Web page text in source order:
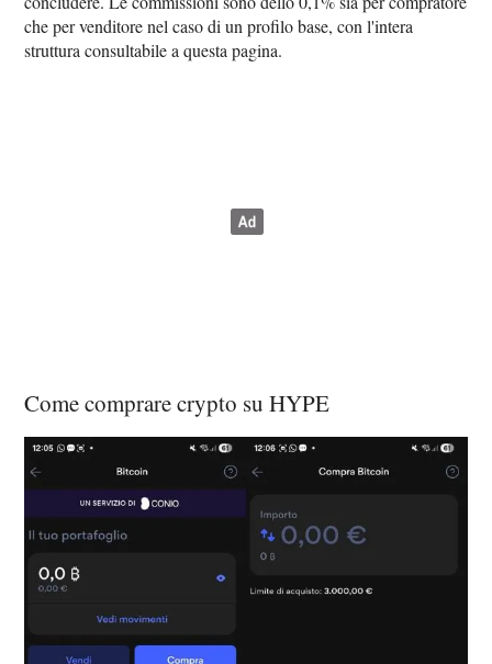
che per venditore nel caso di un profilo base, con l'intera
struttura consultabile a questa pagina.
Come comprare crypto su HYPE